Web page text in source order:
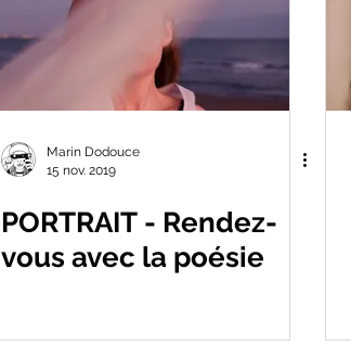
Marin Dodouce
15 nov. 2019
PORTRAIT - Rendez-
vous avec la poésie